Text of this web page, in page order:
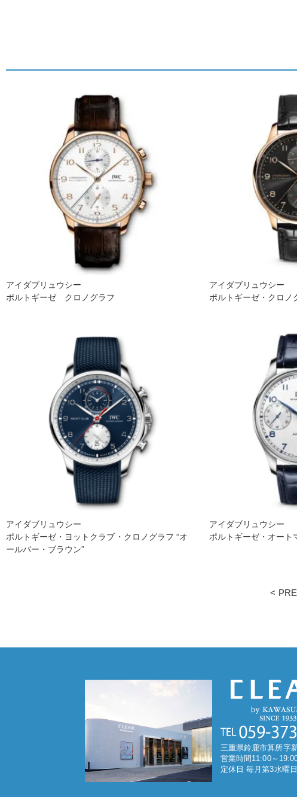
アイダブリュウシー
ポルトギーゼ クロノグラフ
アイダブリュウシー
ポルトギーゼ・クロノ
アイダブリュウシー
ポルトギーゼ・ヨットクラブ・クロノグラフ “オ
ールバー・ブラウン”
アイダブリュウシー
ポルトギーゼ・オート
<
三重県鈴鹿市算所字
営業時間11:00～
定休日 毎月第3水曜日